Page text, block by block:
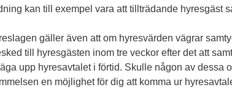
kan till exempel vara att tillträdande hyresgäst
gäller även att om hyresvärden vägrar
till hyresgästen inom tre veckor efter det att
upp hyresavtalet i förtid. Skulle någon av dessa
en möjlighet för dig att komma ur